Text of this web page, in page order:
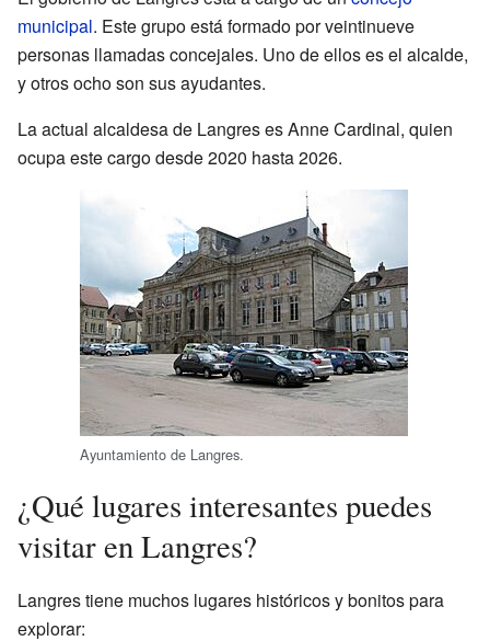
municipal. Este grupo está formado por veintinueve
personas llamadas concejales. Uno de ellos es el alcalde,
y otros ocho son sus ayudantes.
La actual alcaldesa de Langres es Anne Cardinal, quien
ocupa este cargo desde 2020 hasta 2026.
Ayuntamiento de Langres.
¿Qué lugares interesantes puedes
visitar en Langres?
Langres tiene muchos lugares históricos y bonitos para
explorar: